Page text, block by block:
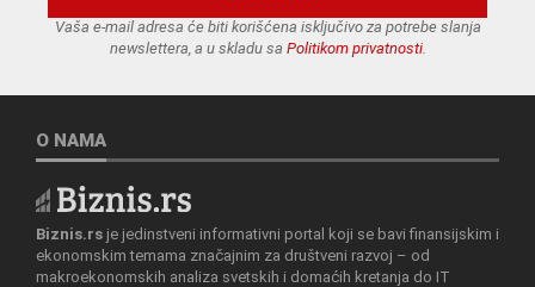
Vaša e-mail adresa će biti korišćena isključivo za potrebe slanja
newslettera, a u skladu sa Politikom privatnosti.
O NAMA
Biznis.rs je jedinstveni informativni portal koji se bavi finansijskim i
ekonomskim temama značajnim za društveni razvoj – od
makroekonomskih analiza svetskih i domaćih kretanja do IT